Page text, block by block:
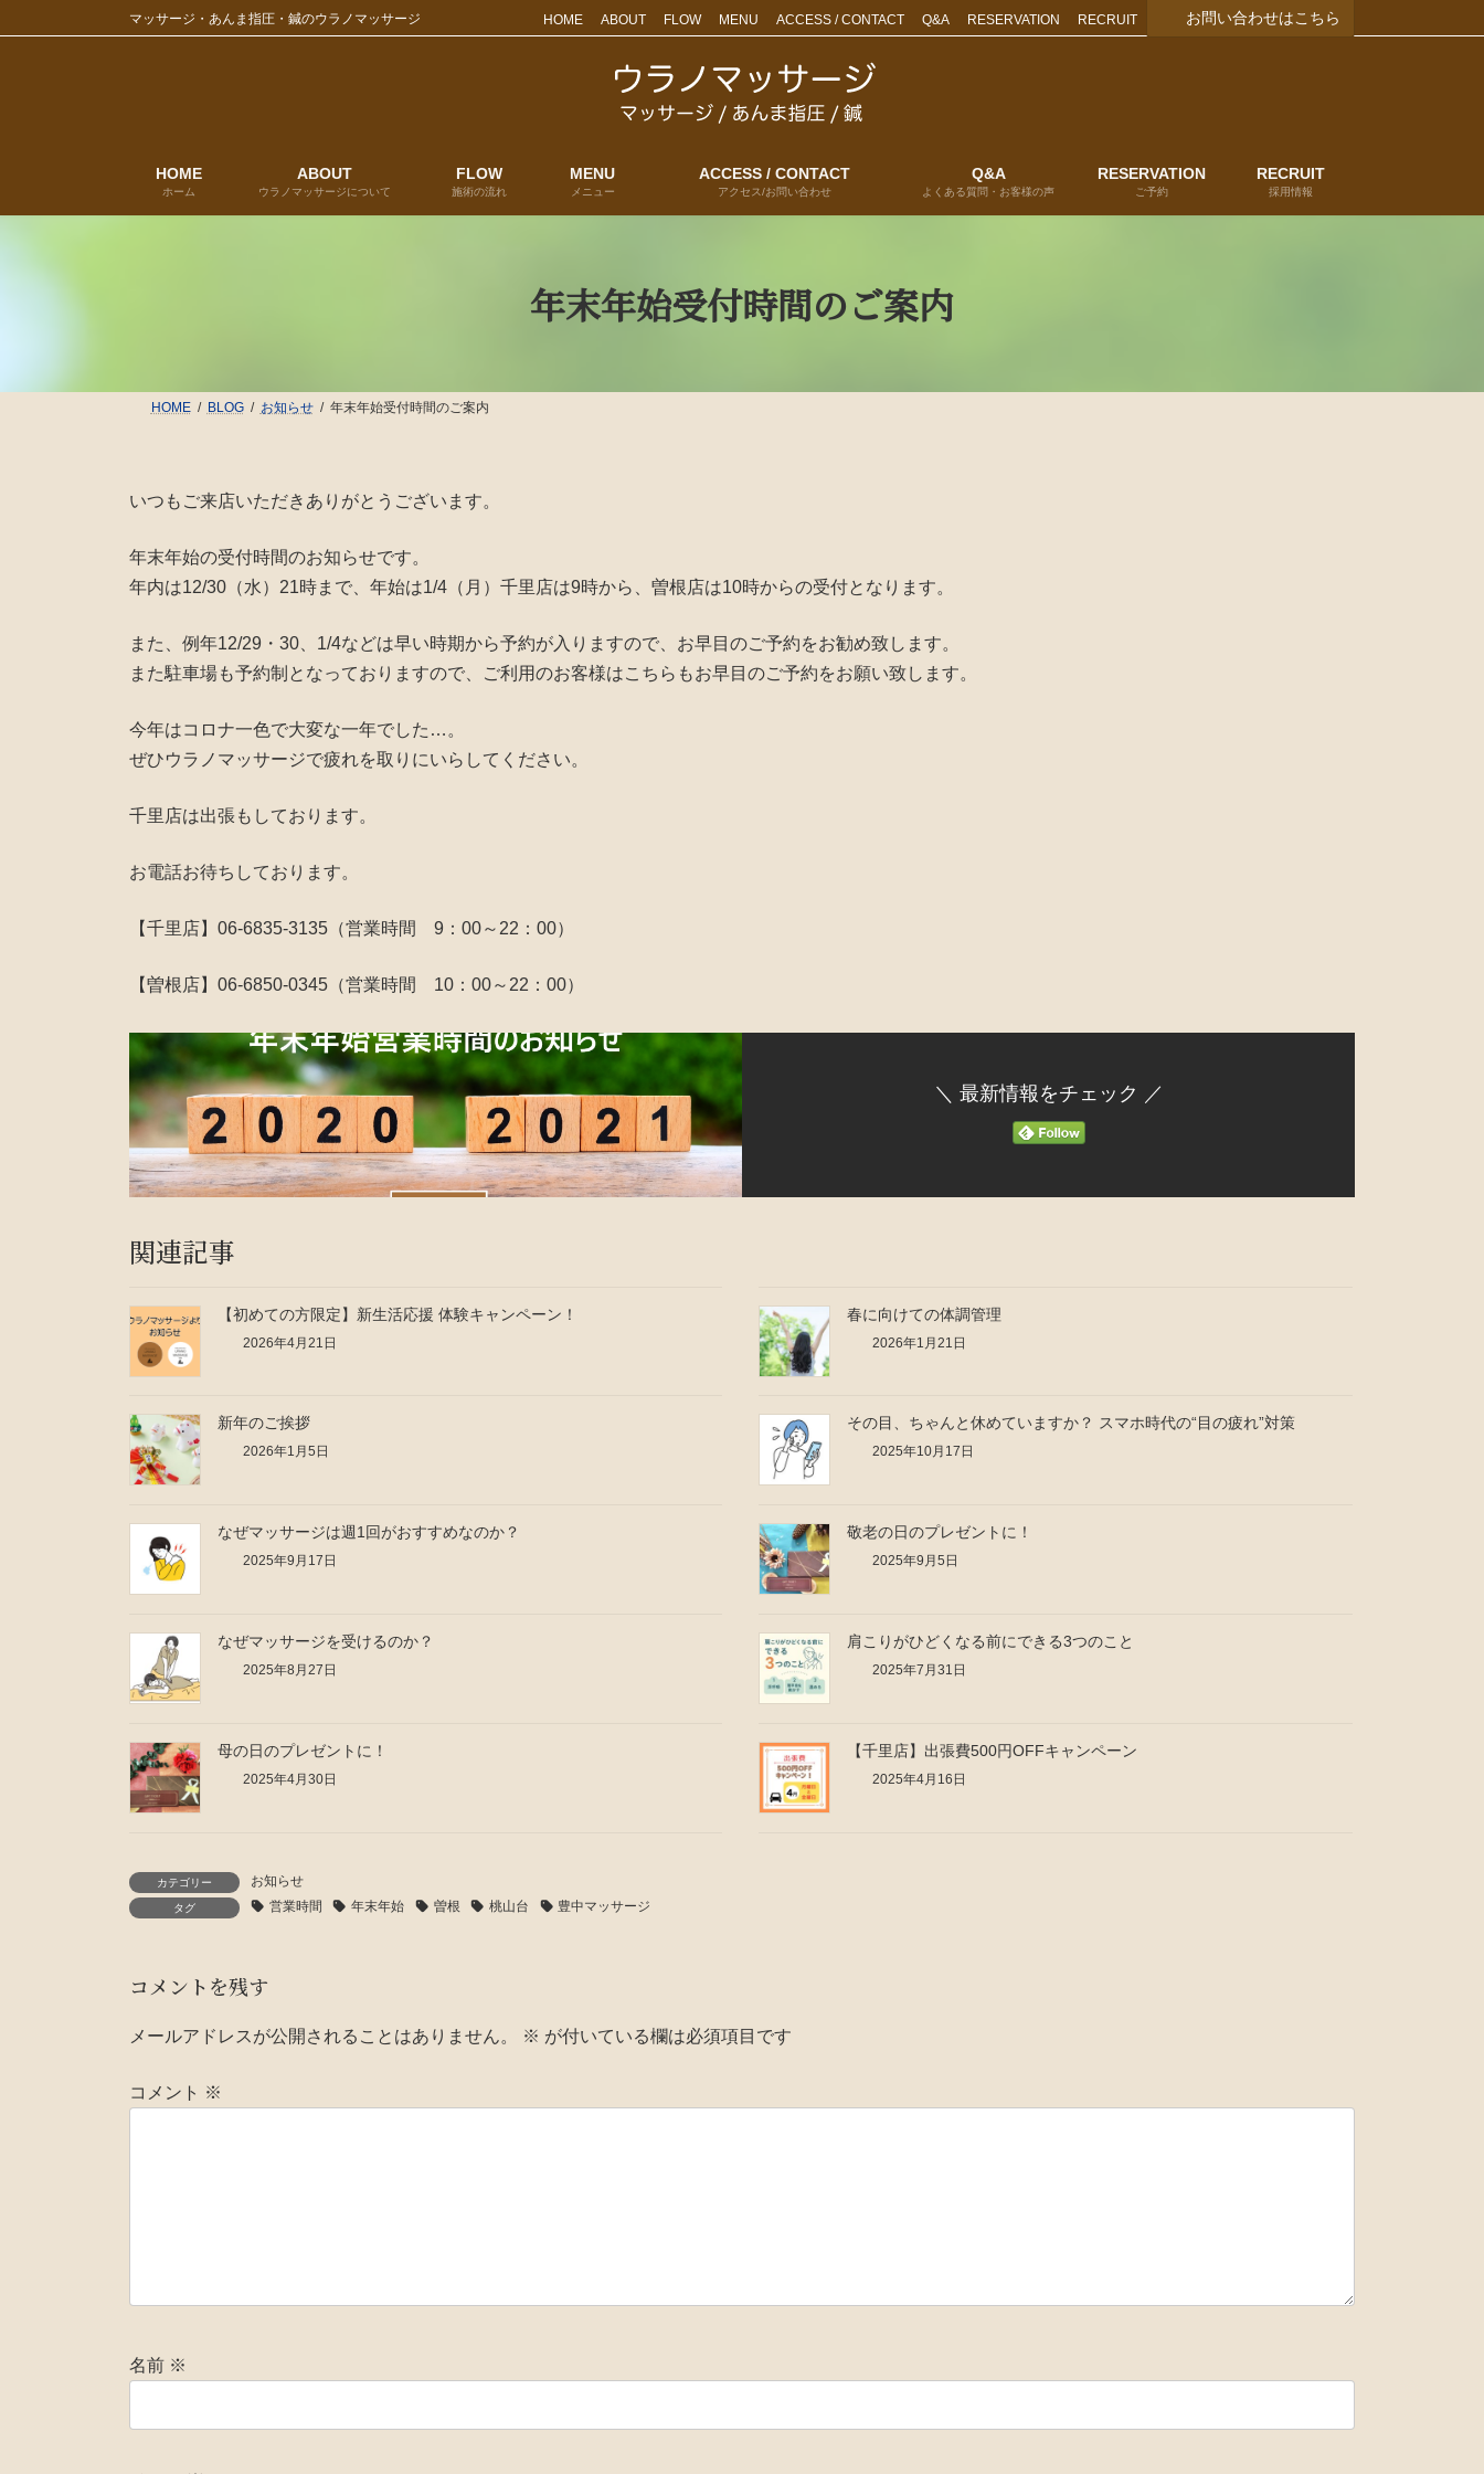
ン
プ
ビ
動
マッサージ・あんま指圧・鍼のウラノマッサージ HOME ABOUT FLOW MENU ACCESS / CONTACT Q&A RESERVATION RECRUIT お問い合わせはこちら
HOME
ホーム
ABOUT
ウラノマッサージについて
FLOW
施術の流れ
MENU
メニュー
ACCESS / CONTACT
アクセス/お問い合わせ
Q&A
よくある質問・お客様の声
RESERVATION
ご予約
RECRUIT
採用情報
年末年始受付時間のご案内
HOME BLOG お知らせ 年末年始受付時間のご案内
いつもご来店いただきありがとうございます。
年末年始の受付時間のお知らせです。
年内は12/30（水）21時まで、年始は1/4（月）千里店は9時から、曽根店は10時からの受付となります。
また、例年12/29・30、1/4などは早い時期から予約が入りますので、お早目のご予約をお勧め致します。
また駐車場も予約制となっておりますので、ご利用のお客様はこちらもお早目のご予約をお願い致します。
今年はコロナ一色で大変な一年でした…。
ぜひウラノマッサージで疲れを取りにいらしてください。
千里店は出張もしております。
お電話お待ちしております。
【千里店】06-6835-3135（営業時間 9：00～22：00）
【曽根店】06-6850-0345（営業時間 10：00～22：00）
＼ 最新情報をチェック ／
関連記事
【初めての方限定】新生活応援 体験キャンペーン！
2026年4月21日
春に向けての体調管理
2026年1月21日
新年のご挨拶
2026年1月5日
その目、ちゃんと休めていますか？ スマホ時代の“目の疲れ”対策
2025年10月17日
なぜマッサージは週1回がおすすめなのか？
2025年9月17日
敬老の日のプレゼントに！
2025年9月5日
なぜマッサージを受けるのか？
2025年8月27日
肩こりがひどくなる前にできる3つのこと
2025年7月31日
母の日のプレゼントに！
2025年4月30日
【千里店】出張費500円OFFキャンペーン
2025年4月16日
カテゴリー お知らせ
タグ 営業時間 年末年始 曽根 桃山台 豊中マッサージ
コメントを残す
メールアドレスが公開されることはありません。 ※ が付いている欄は必須項目です
コメント ※
名前 ※